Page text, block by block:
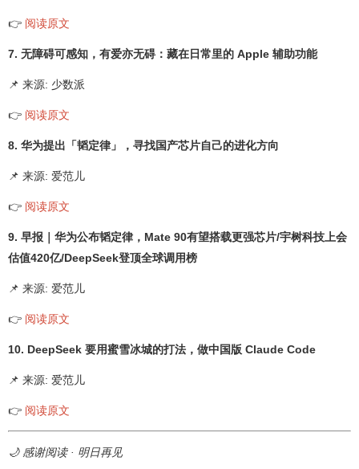
👉 阅读原文
7. 无障碍可感知，有爱亦无碍：藏在日常里的 Apple 辅助功能
📌 来源: 少数派
👉 阅读原文
8. 华为提出「韬定律」，寻找国产芯片自己的进化方向
📌 来源: 爱范儿
👉 阅读原文
9. 早报｜华为公布韬定律，Mate 90有望搭载更强芯片/宇树科技上会
估值420亿/DeepSeek登顶全球调用榜
📌 来源: 爱范儿
👉 阅读原文
10. DeepSeek 要用蜜雪冰城的打法，做中国版 Claude Code
📌 来源: 爱范儿
👉 阅读原文
🌙 感谢阅读 · 明日再见